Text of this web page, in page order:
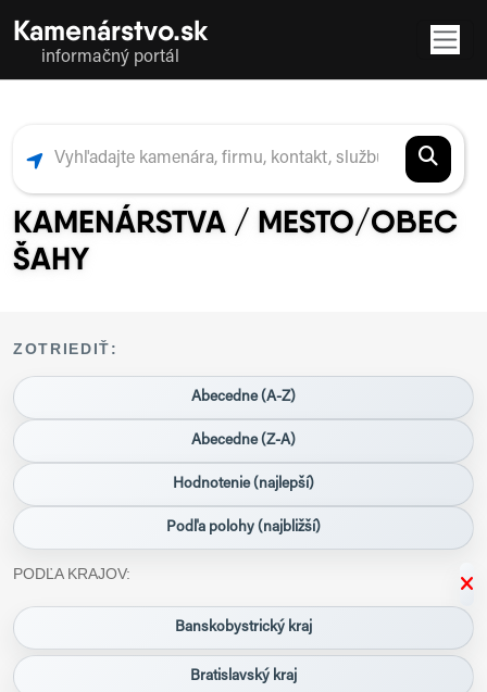
Kamenárstvo.sk
informačný portál
KAMENÁRSTVA / MESTO/OBEC
ŠAHY
ZOTRIEDIŤ:
Abecedne (A-Z)
Abecedne (Z-A)
Hodnotenie (najlepší)
Podľa polohy (najbližší)
PODĽA KRAJOV:
Banskobystrický kraj
Bratislavský kraj